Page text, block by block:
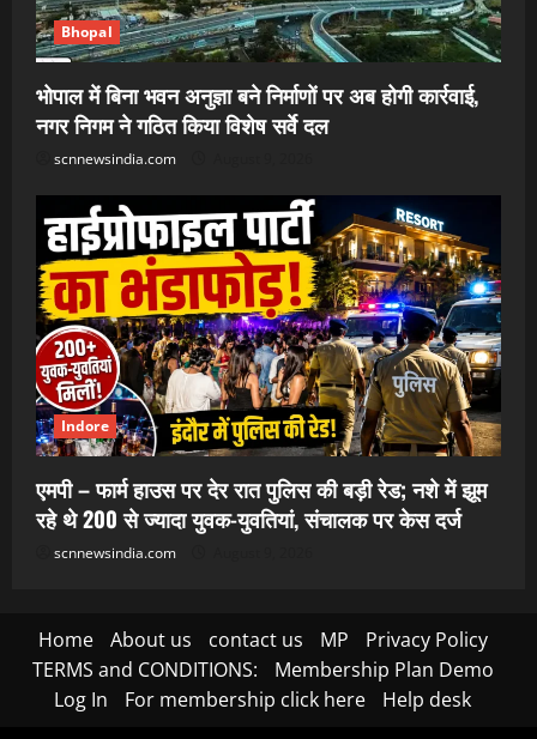
Bhopal
भोपाल में बिना भवन अनुज्ञा बने निर्माणों पर अब होगी कार्रवाई,
नगर निगम ने गठित किया विशेष सर्वे दल
scnnewsindia.com
Indore
एमपी – फार्म हाउस पर देर रात पुलिस की बड़ी रेड; नशे में झूम
रहे थे 200 से ज्यादा युवक-युवतियां, संचालक पर केस दर्ज
scnnewsindia.com
Home About us contact us MP
Privacy Policy
TERMS and CONDITIONS:
Membership Plan Demo
Log In
For membership click here Help desk